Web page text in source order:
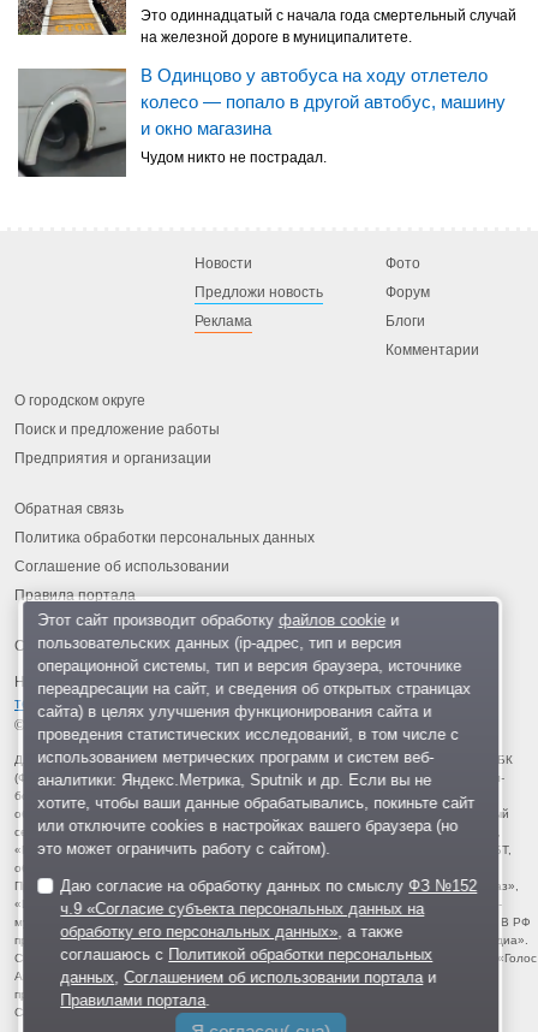
Это одиннадцатый с начала года смертельный случай
на железной дороге в муниципалитете.
В Одинцово у автобуса на ходу отлетело
колесо — попало в другой автобус, машину
и окно магазина
Чудом никто не пострадал.
Новости
Предложи новость
Реклама
Фото
Форум
Блоги
Комментарии
О городском округе
Поиск и предложение работы
Предприятия и организации
Обратная связь
Политика обработки персональных данных
Соглашение об использовании
Правила портала
На информационном ресурсе применяются рекомендательные
технологии
© 2013-2026 «ОИНФО»,
сделано в Одинцово
Для читателей: В России признаны экстремистскими и запрещены организации ФБК
(Фонд борьбы с коррупцией, признан иноагентом), Штабы Навального, «Национал-
большевистская партия», «Свидетели Иеговы», «Армия воли народа», «Русский
общенациональный союз», «Движение против нелегальной иммиграции», «Правый
сектор», УНА-УНСО, УПА, «Тризуб им. Степана Бандеры», «Мизантропик дивижн»,
«Меджлис крымскотатарского народа», движение «Артподготовка», движение ЛГБТ,
общероссийская политическая партия «Воля», АУЕ, батальоны «Азов» и «Айдар».
Признаны террористическими и запрещены: «Движение Талибан», «Имарат Кавказ»,
«Исламское государство» (ИГ, ИГИЛ), Джебхад-ан-Нусра, «АУМ Синрике», «Братья-
мусульмане», «Аль-Каида в странах исламского Магриба», «Сеть», «Колумбайн». В РФ
признана нежелательной деятельность «Открытой России», издания «Проект Медиа».
СМИ-иноагентами признаны: телеканал «Дождь», «Медуза», «Важные истории», «Голос
Америки», радио «Свобода», The Insider, «Медиазона», ОВД-инфо. Иноагентами
признаны общество/центр «Мемориал», «Аналитический Центр Юрия Левады»,
Сахаровский центр. Instagram и Facebook (Metа) запрещены в РФ за экстремизм.
Этот сайт производит обработку файлов cookieи
пользовательских данных (ip-адрес, тип и версия
операционной системы, тип и версия браузера, источнике
переадресации на сайт, и сведения об открытых страницах
сайта) в целях улучшения функционирования сайта и
проведения статистических исследований, в том числе с
использованием метрических программ и систем веб-
аналитики: Яндекс.Метрика, Sputnik и др. Если вы не
хотите, чтобы ваши данные обрабатывались, покиньте сайт
или отключите cookies в настройках вашего браузера (но
это может ограничить работу с сайтом).
Даю согласие на обработку данных по смыслуФЗ №152
ч.9 «Согласие субъекта персональных данных на
обработку его персональных данных», а также
соглашаюсь с Политикой обработки персональных
данных ,Соглашением об использовании портала и
Правилами портала